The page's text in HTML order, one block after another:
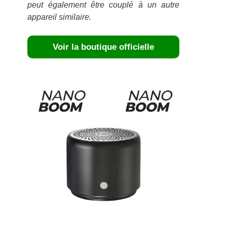
peut également être couplé à un autre
appareil similaire.
Voir la boutique officielle